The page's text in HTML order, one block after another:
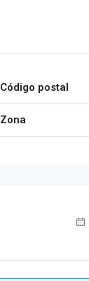
Código postal
Zona